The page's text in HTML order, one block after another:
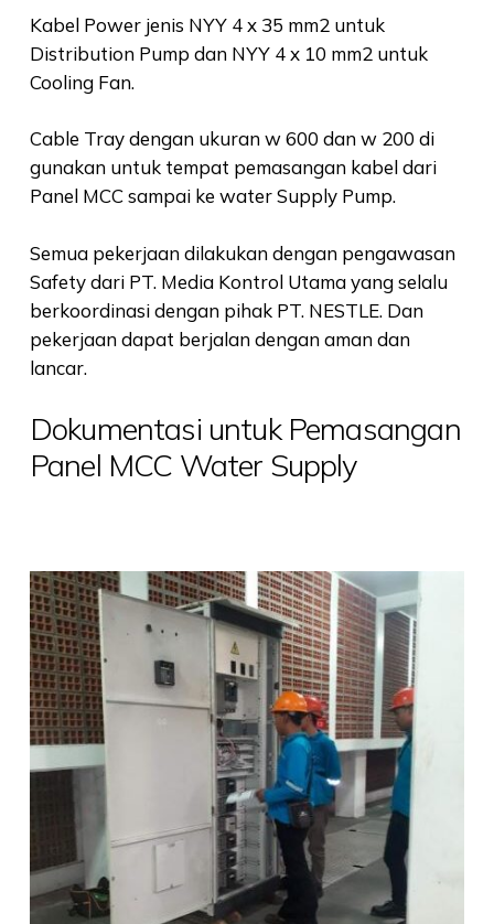
Kabel Power jenis NYY 4 x 35 mm2 untuk
Distribution Pump dan NYY 4 x 10 mm2 untuk
Cooling Fan.
Cable Tray dengan ukuran w 600 dan w 200 di
gunakan untuk tempat pemasangan kabel dari
Panel MCC sampai ke water Supply Pump.
Semua pekerjaan dilakukan dengan pengawasan
Safety dari PT. Media Kontrol Utama yang selalu
berkoordinasi dengan pihak PT. NESTLE. Dan
pekerjaan dapat berjalan dengan aman dan
lancar.
Dokumentasi untuk Pemasangan
Panel MCC Water Supply